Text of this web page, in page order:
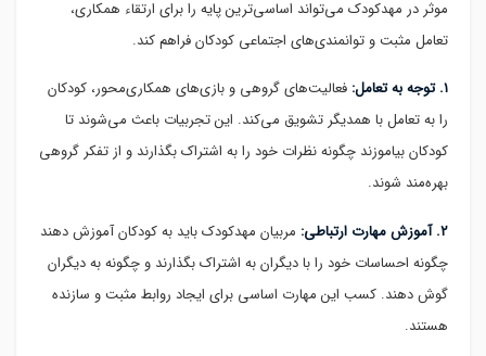
موثر در مهدکودک می‌تواند اساسی‌ترین پایه را برای ارتقاء همکاری،
تعامل مثبت و توانمندی‌های اجتماعی کودکان فراهم کند.
۱. توجه به تعامل:
فعالیت‌های گروهی و بازی‌های همکاری‌محور، کودکان
را به تعامل با همدیگر تشویق می‌کند. این تجربیات باعث می‌شوند تا
کودکان بیاموزند چگونه نظرات خود را به اشتراک بگذارند و از تفکر گروهی
بهره‌مند شوند.
۲. آموزش مهارت ارتباطی:
مربیان مهدکودک باید به کودکان آموزش دهند
چگونه احساسات خود را با دیگران به اشتراک بگذارند و چگونه به دیگران
گوش دهند. کسب این مهارت اساسی برای ایجاد روابط مثبت و سازنده
هستند.